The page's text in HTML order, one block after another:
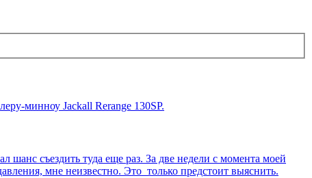
минноу Jackall Rerange 130SP.
съездить туда еще раз. За две недели с момента моей
мне неизвестно. Это только предстоит выяснить.